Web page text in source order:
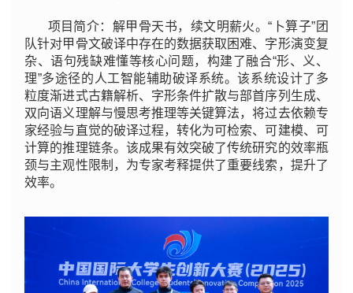
项目简介：解甲骨天书，续文明薪火。“卜算子”团
队针对甲骨文破译中存在的数据获取困难、字形演变复
杂、语句残缺难懂等核心问题，构建了融合“形、义、
理”多途径的人工智能辅助破译系统。该系统设计了多
粒度渐进式古籍解析、字形条件扩散与部首序列生成、
双向语义理解与慢思考推理等关键算法，将过去依赖专
家经验与直觉的破译过程，转化为可检索、可建模、可
计算的推理链条。该成果有效突破了传统研究的效率瓶
颈与主观性限制，为专家考释提供了重要线索，提升了
效率。